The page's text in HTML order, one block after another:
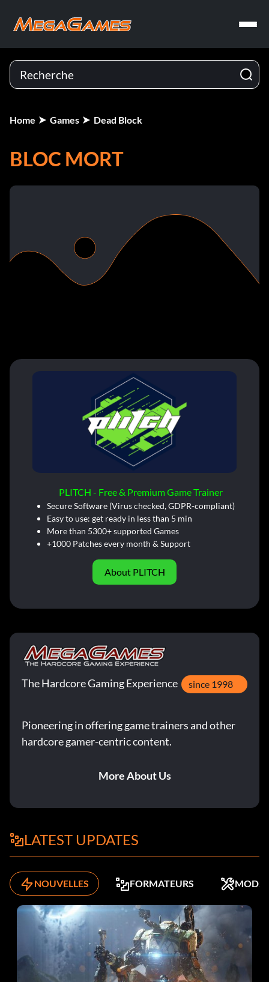
Home Games Dead Block
BLOC MORT
PLITCH - Free & Premium Game Trainer
Secure Software (Virus checked, GDPR-compliant)
Easy to use: get ready in less than 5 min
More than 5300+ supported Games
+1000 Patches every month & Support
About PLITCH
The Hardcore Gaming Experience since 1998
Pioneering in offering game trainers and other
hardcore gamer-centric content.
More About Us
LATEST UPDATES
NOUVELLES FORMATEURS MODS